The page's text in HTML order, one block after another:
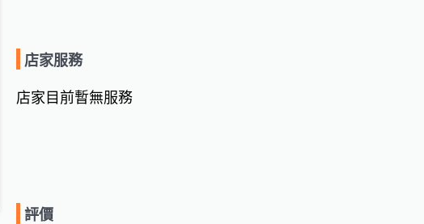
店家服務
店家目前暫無服務
評價